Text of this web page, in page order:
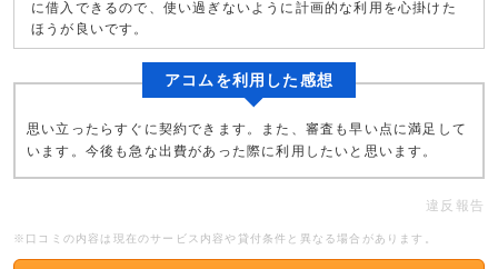
に借入できるので、使い過ぎないように計画的な利用を心掛けた
ほうが良いです。
アコムを利用した感想
思い立ったらすぐに契約できます。また、審査も早い点に満足して
います。今後も急な出費があった際に利用したいと思います。
違反報告
※口コミの内容は現在のサービス内容や貸付条件と異なる場合があります。